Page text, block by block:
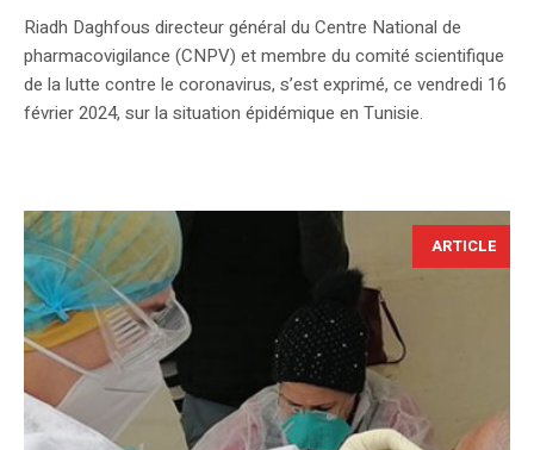
Riadh Daghfous directeur général du Centre National de
pharmacovigilance (CNPV) et membre du comité scientifique
de la lutte contre le coronavirus, s’est exprimé, ce vendredi 16
février 2024, sur la situation épidémique en Tunisie.
ARTICLE